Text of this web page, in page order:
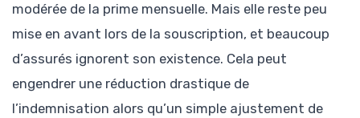
modérée de la prime mensuelle. Mais elle reste peu
mise en avant lors de la souscription, et beaucoup
d’assurés ignorent son existence. Cela peut
engendrer une réduction drastique de
l’indemnisation alors qu’un simple ajustement de